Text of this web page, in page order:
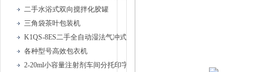
二手水浴式双向搅拌化胶罐
三角袋茶叶包装机
K1QS-8ES二手全自动湿法气冲式胶塞清洗机
各种型号高效包衣机
2-20ml小容量注射剂车间分托印字安瓿联动机